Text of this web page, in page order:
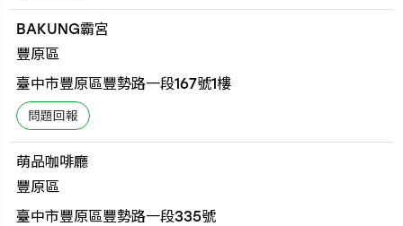
BAKUNG霸宮
豐原區
臺中市豐原區豐勢路一段167號1樓
萌品咖啡廳
豐原區
臺中市豐原區豐勢路一段335號